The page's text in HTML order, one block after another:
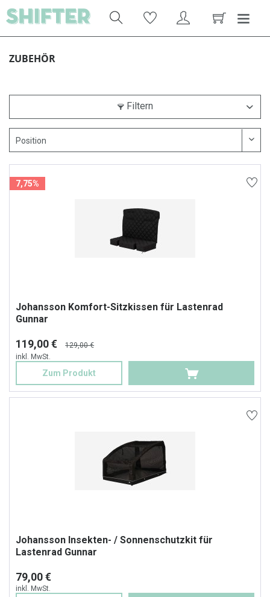
ZUBEHÖR
Filtern
7,75%
Johansson Komfort-Sitzkissen für Lastenrad
Gunnar
119,00 €
129,00 €
inkl. MwSt.
Zum Produkt
Johansson Insekten- / Sonnenschutzkit für
Lastenrad Gunnar
79,00 €
inkl. MwSt.